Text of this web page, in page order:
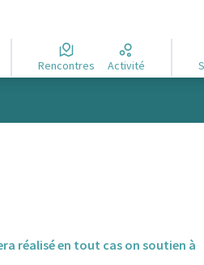
Rencontres Activité
réalisé en tout cas on soutien à